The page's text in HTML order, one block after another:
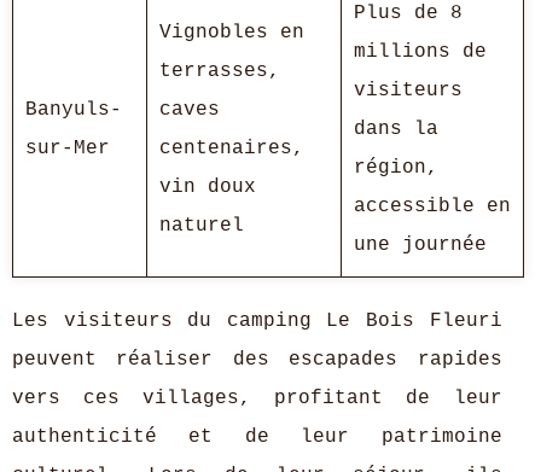
Banyuls-
sur-Mer
Vignobles en
terrasses,
caves
centenaires,
vin doux
naturel
Plus de 8
millions de
visiteurs
dans la
région,
accessible en
une journée
Les visiteurs du camping Le Bois Fleuri
peuvent réaliser des escapades rapides
vers ces villages, profitant de leur
authenticité et de leur patrimoine